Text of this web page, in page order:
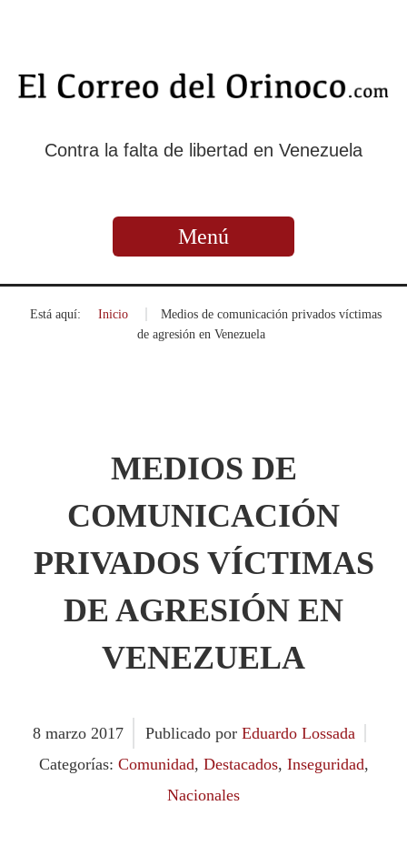
Contra la falta de libertad en Venezuela
Menú
Está aquí: Inicio
Medios de comunicación privados víctimas
de agresión en Venezuela
MEDIOS DE
COMUNICACIÓN
PRIVADOS VÍCTIMAS
DE AGRESIÓN EN
VENEZUELA
8 marzo 2017 Publicado por Eduardo Lossada
Categorías: Comunidad, Destacados, Inseguridad,
Nacionales